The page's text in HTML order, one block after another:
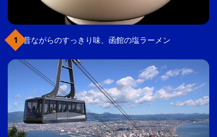
昔ながらのすっきり味、函館の塩ラーメン